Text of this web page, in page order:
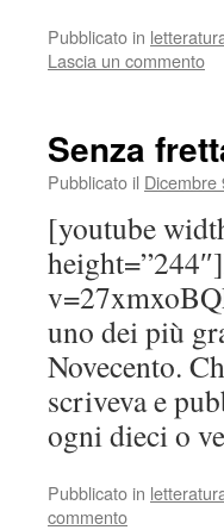
Pubblicato in
Lascia un commento
Senza
Pubblicato il Dicembre
[youtube
uno dei più
Novecento.
scriveva e
ogni dieci o
Pubblicato in
commento